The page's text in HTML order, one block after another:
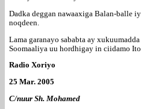
Dadka deggan nawaaxiga Balan-balle
noqdeen.
Lama garanayo sababta ay
Soomaaliya uu hordhigay in ciidamo
Radio Xoriyo
25 Mar. 2005
C/nuur Sh. Mohamed